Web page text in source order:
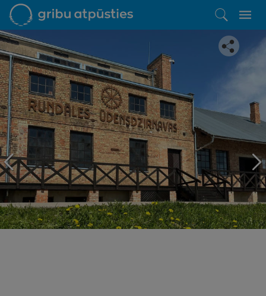
Iepatikās šis piedāvājums?
Līdz brīnišķīgai atpūtai atlikuši tikai daži soļi
PĒRKU